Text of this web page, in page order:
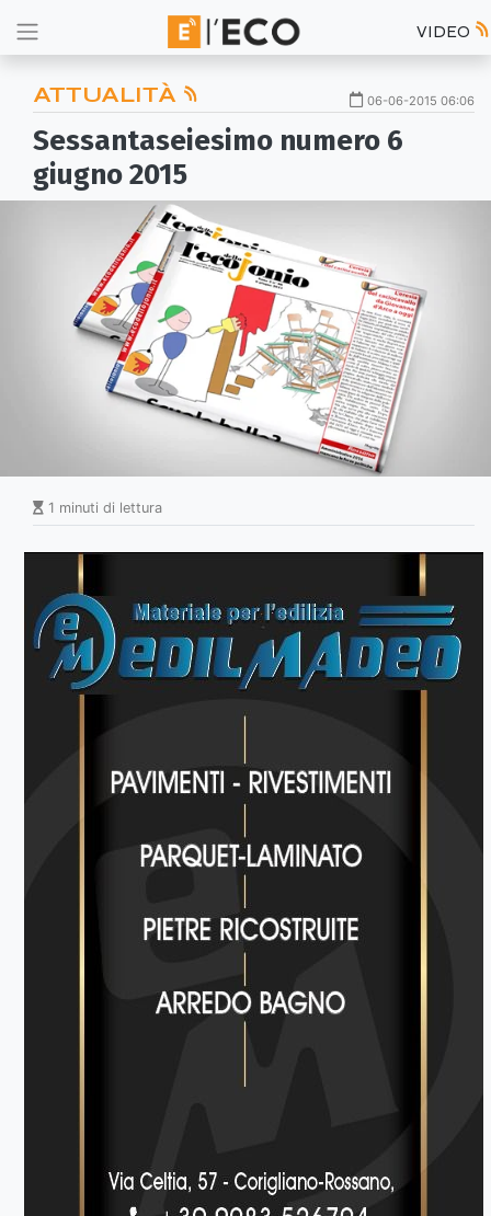
VIDEO
ATTUALITÀ 06-06-2015 06:06
Sessantaseiesimo numero 6
giugno 2015
1 minuti di lettura